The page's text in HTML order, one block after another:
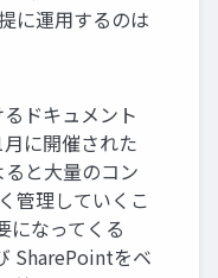
に運用するのは
ドキュメント
に開催された
と大量のコン
管理していくこ
になってくる
SharePointをベ